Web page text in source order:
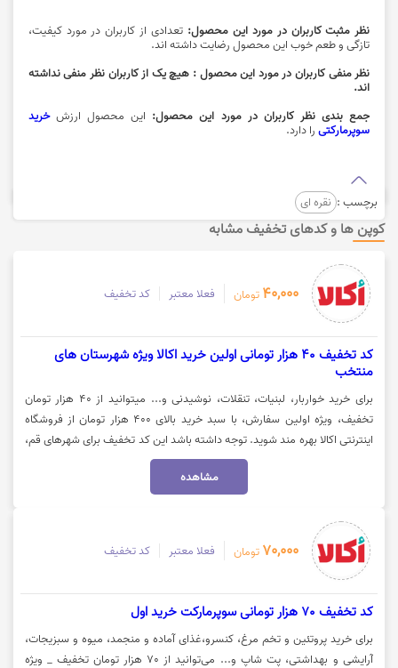
نظر مثبت کاربران در مورد این محصول: تعدادی از کاربران در مورد کیفیت،
تازگی و طعم خوب این محصول رضایت داشته اند.
نظر منفی کاربران در مورد این محصول : هیچ یک از کاربران نظر منفی نداشته
اند.
جمع بندی نظر کاربران در مورد این محصول: این محصول ارزش خرید
سوپرمارکتیرا دارد.
برچسب : نقره ای
کوپن ها و کدهای تخفیف مشابه
40,000 تومان فعلا معتبر کد تخفیف
کد تخفیف 40 هزار تومانی اولین خرید اکالا ویژه شهرستان های
منتخب
برای خرید خواربار، لبنیات، تنقلات، نوشیدنی و... میتوانید از 40 هزار تومان
تخفیف، ویژه اولین سفارش، با سبد خرید بالای 400 هزار تومان از فروشگاه
اینترنتی اکالا بهره مند شوید. توجه داشته باشد این کد تخفیف برای شهرهای قم،
کرمانشاه، همدان، تبریز، یزد، خرم آباد، بیرجند، قزوین، کاشان، سمنان، ارومیه و
مشهد فعال میباشد. جهت استفاده از تخفیف روی گزینه "خرید کنید" کلیک
مشاهده
70,000 تومان فعلا معتبر کد تخفیف
کد تخفیف 70 هزار تومانی سوپرمارکت خرید اول
برای خرید پروتئین و تخم مرغ، کنسرو،غذای آماده و منجمد، میوه و سبزیجات،
آرایشی و بهداشتی، پت شاپ و... می‌توانید از 70 هزار تومان تخفیف _ ویژه